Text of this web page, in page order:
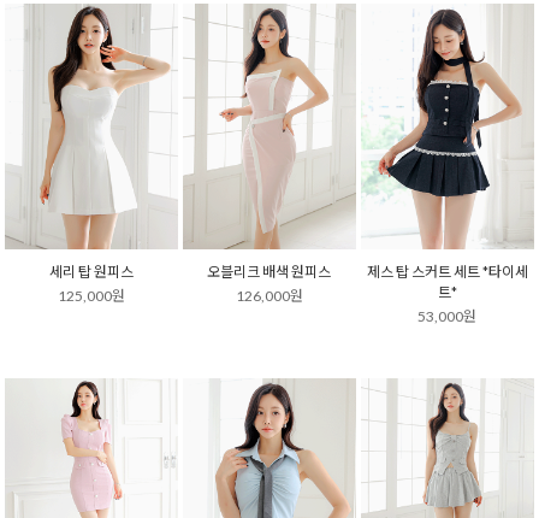
세리 탑 원피스
125,000원
오블리크 배색 원피스
126,000원
제스 탑 스커트 세트 *타이세
트*
53,000원